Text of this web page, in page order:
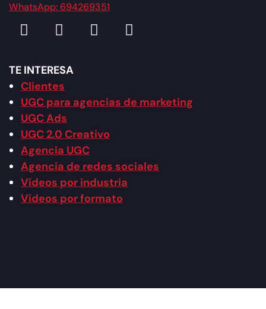
WhatsApp: 694269351
TE INTERESA
Clientes
UGC para agencias de marketing
UGC Ads
UGC 2.0 Creativo
Agencia UGC
Agencia de redes sociales
Vídeos por industria
Vídeos por formato